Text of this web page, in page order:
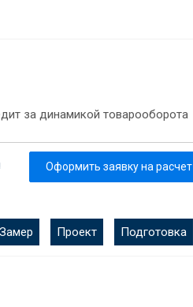
за динамикой товарооборота
Оформить заявку на расчет
Замер Проект Подготовка